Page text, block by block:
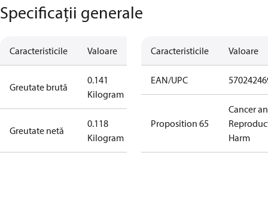
Specificații generale
Caracteristicile Valoare
Greutate brută
0.141
Kilogram
Greutate netă
0.118
Kilogram
Caracteristicile Valoare
EAN/UPC
Proposition 65
Cancer
Harm